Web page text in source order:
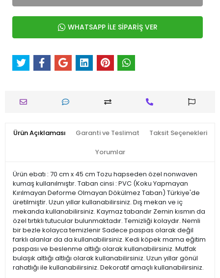
WHATSAPP İLE SİPARİŞ VER
Ürün Açıklaması Garanti ve Teslimat Taksit Seçenekleri
Yorumlar
Ürün ebatı : 70 cm x 45 cm Tozu hapseden özel nonwaven
kumaş kullanılmıştır. Taban cinsi : PVC (Koku Yapmayan
Kırılmayan Deforme Olmayan Dökülmez Taban) Türkiye'de
üretilmiştir. Uzun yıllar kullanabilirsiniz. Dış mekan ve iç
mekanda kullanabilirsiniz. Kaymaz tabandır Zemin kısmın da
özel tırtıklı tutucular bulunmaktadır. Temizliği kolaydır. Nemli
bir bezle kolayca temizlenir Sadece paspas olarak değil
farklı alanlar da da kullanabilirsiniz. Kedi köpek mama eğitim
paspası ve beslenme altlığı olarak kullanabilirsiniz. Mutfak
bulaşık altlığı altlığı olarak kullanabilirsiniz. Uzun yıllar gönül
rahatlığı ile kullanabilirsiniz. Dekoratif amaçlı kullanabilirsiniz.